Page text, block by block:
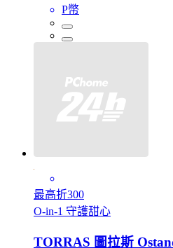
P幣
最高折300
O-in-1 守護甜心
TORRAS 圖拉斯